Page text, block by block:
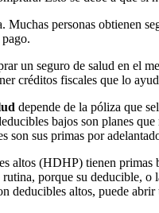
personas obtienen
un seguro de salud en
créditos fiscales que lo
depende de la póliza que
bajos son planes
son sus primas por
altos (HDHP) tienen primas
porque su deducible,
deducibles altos, puede